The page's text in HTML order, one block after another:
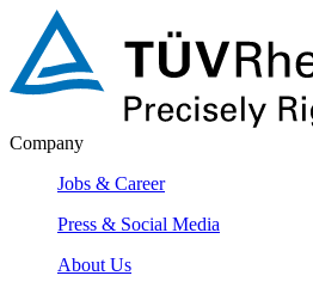
Company
Jobs & Career
Press & Social Media
About Us